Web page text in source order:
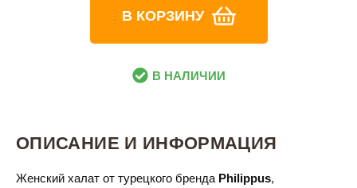
В КОРЗИНУ
В НАЛИЧИИ
ОПИСАНИЕ И ИНФОРМАЦИЯ
Женский халат от турецкого бренда Philippus,